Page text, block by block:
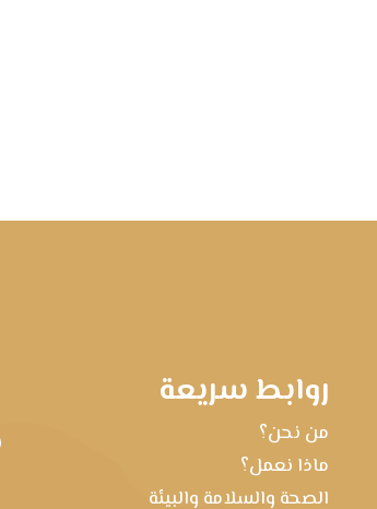
روابط سريعة
من نحن؟
ماذا نعمل؟
الصحة والسلامة والبيئة